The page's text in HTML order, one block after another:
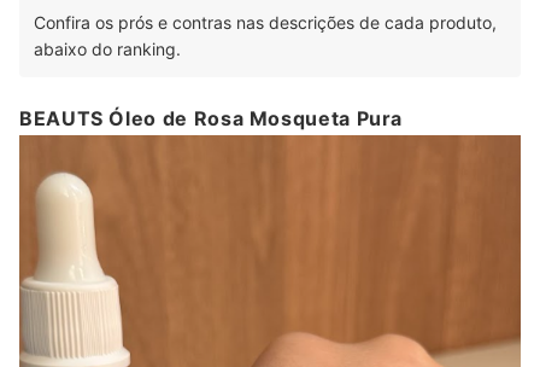
Confira os prós e contras nas descrições de cada produto,
abaixo do ranking.
BEAUTS Óleo de Rosa Mosqueta Pura